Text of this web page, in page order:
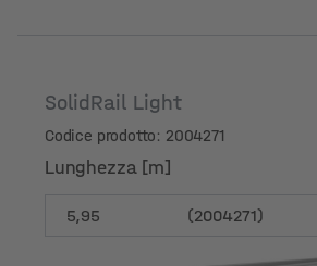
SolidRail Light
Codice prodotto: 2004271
Lunghezza [m]